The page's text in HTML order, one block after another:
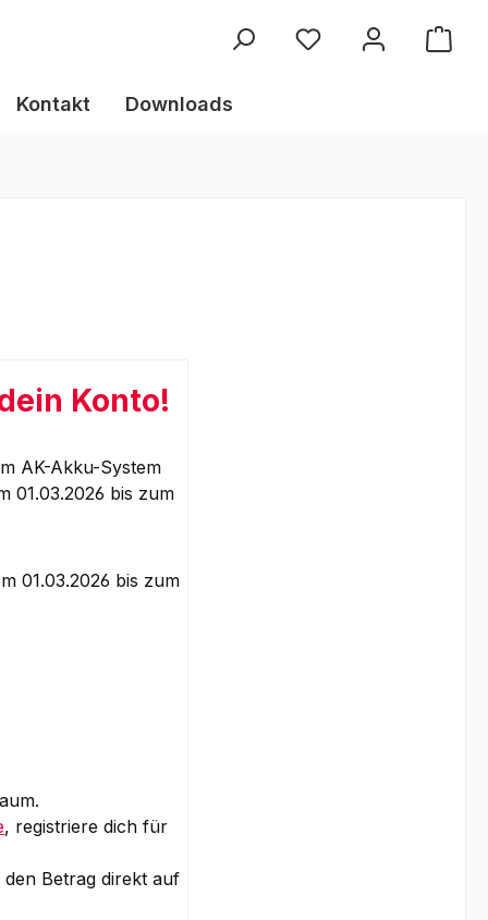
Kontakt Downloads
Konto!
AK-Akku-System
01.03.2026 bis zum
01.03.2026 bis zum
, registriere dich für
Betrag direkt auf